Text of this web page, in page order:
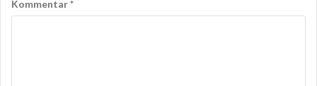
Kommentar*